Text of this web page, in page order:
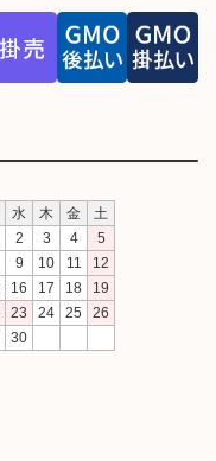
水 木 金
土
2 3 4
5
9 10 11
12
16 17 18
19
23 24 25
26
30